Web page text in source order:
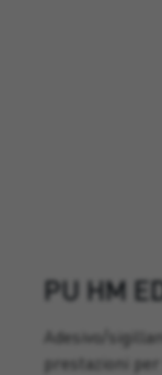
PU HM
Adesivo/
prestazioni per